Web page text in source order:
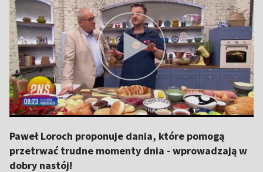
Paweł Loroch proponuje dania, które pomogą
przetrwać trudne momenty dnia - wprowadzają w
dobry nastój!